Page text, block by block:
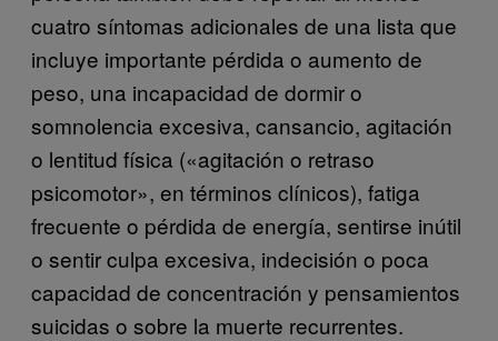
cuatro síntomas adicionales de una lista que
incluye importante pérdida o aumento de
peso, una incapacidad de dormir o
somnolencia excesiva, cansancio, agitación
o lentitud física («agitación o retraso
psicomotor», en términos clínicos), fatiga
frecuente o pérdida de energía, sentirse inútil
o sentir culpa excesiva, indecisión o poca
capacidad de concentración y pensamientos
suicidas o sobre la muerte recurrentes.